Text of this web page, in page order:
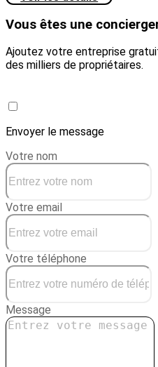
Vous êtes une
Ajoutez votre entreprise
des milliers de propriétaires.
Envoyer le message
Votre nom
Votre email
Votre téléphone
Message